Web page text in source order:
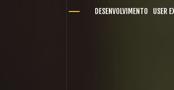
DESENVOLVIMENTO USER